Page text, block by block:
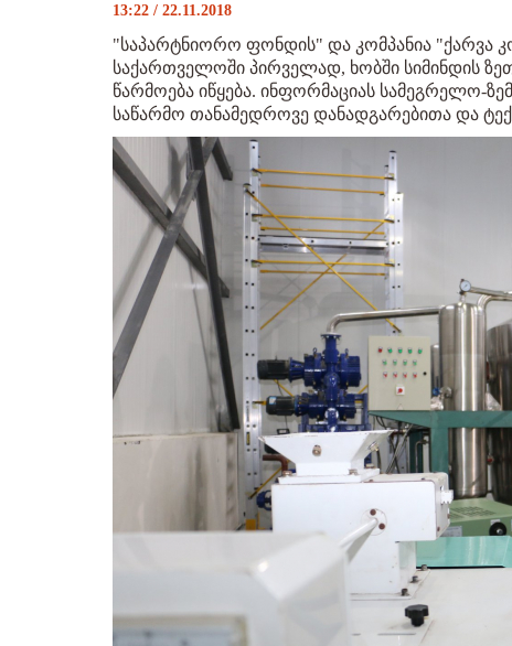
13:22 / 22.11.2018
"საპარტნიორო ფონდის" და კომპანია
საქართველოში პირველად, ხობში სიმინდის
წარმოება იწყება. ინფორმაციას სამეგრელო-
საწარმო თანამედროვე დანადგარებითა და